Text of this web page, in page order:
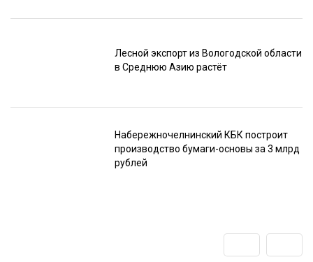
Лесной экспорт из Вологодской области
в Среднюю Азию растёт
Набережночелнинский КБК построит
производство бумаги-основы за 3 млрд
рублей